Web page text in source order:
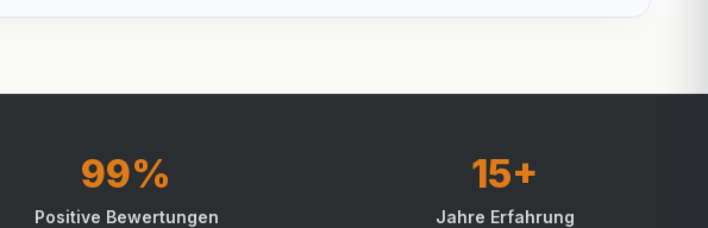
99%
Positive Bewertungen
15+
Jahre Erfahrung